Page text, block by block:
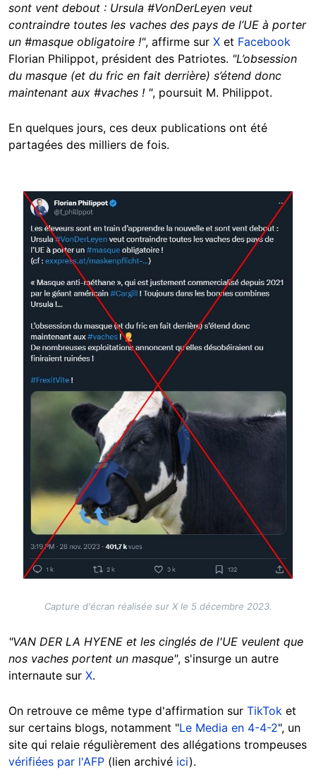
sont vent debout : Ursula #VonDerLeyen veut
contraindre toutes les vaches des pays de l’UE à porter
un #masque obligatoire !", affirme sur X et Facebook
Florian Philippot, président des Patriotes. "L’obsession
du masque (et du fric en fait derrière) s’étend donc
maintenant aux #vaches ! ", poursuit M. Philippot.
En quelques jours, ces deux publications ont été
partagées des milliers de fois.
Image
Capture d'écran réalisée sur X le 5 décembre 2023.
"VAN DER LA HYENE et les cinglés de l'UE veulent que
nos vaches portent un masque", s'insurge un autre
internaute sur X.
On retrouve ce même type d'affirmation sur TikTok et
sur certains blogs, notamment "Le Media en 4-4-2", un
site qui relaie régulièrement des allégations trompeuses
vérifiées par l'AFP (lien archivé ici).